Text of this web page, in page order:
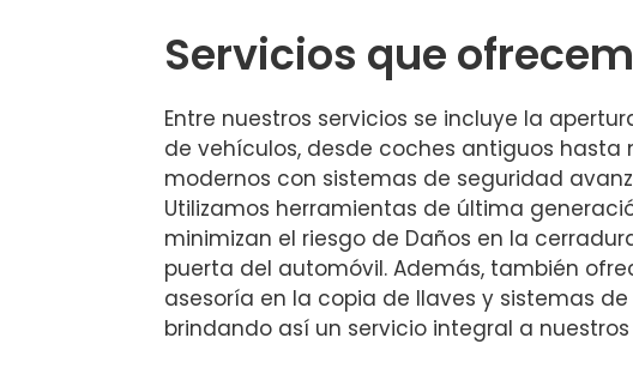
Servicios que
Entre nuestros servicios se incluye la
de vehículos, desde coches antiguos hasta
modernos con sistemas de seguridad
Utilizamos herramientas de última
minimizan el riesgo de Daños en la
puerta del automóvil. Además, también
asesoría en la copia de llaves y sistemas de
brindando así un servicio integral a